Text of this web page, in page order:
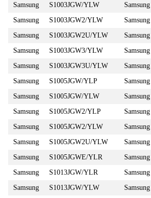
Samsung S1003JGW/YLW Samsung
Samsung
S1003JGW2/YLW Samsung
Samsung
S1003JGW2U/YLW Samsung
Samsung
S1003JGW3/YLW Samsung
Samsung
S1003JGW3U/YLW Samsung
Samsung
S1005JGW/YLP Samsung
Samsung
S1005JGW/YLW Samsung
Samsung
S1005JGW2/YLP Samsung
Samsung
S1005JGW2/YLW Samsung
Samsung
S1005JGW2U/YLW Samsung
Samsung
S1005JGWE/YLR Samsung
Samsung
S1013JGW/YLR Samsung
Samsung
S1013JGW/YLW Samsung